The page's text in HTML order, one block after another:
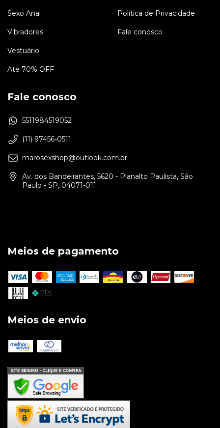
Sexo Anal
Vibradores
Vestuário
Até 70% OFF
Política de Privacidade
Fale conosco
Fale conosco
5511984519052
(11) 97456-0511
marosexshop@outlook.com.br
Av. dos Bandeirantes, 5620 - Planalto Paulista, São
Paulo - SP, 04071-011
Meios de pagamento
Meios de envio